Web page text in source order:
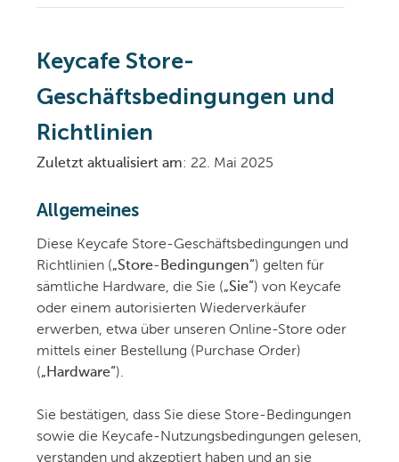
Keycafe Store-
Geschäftsbedingungen und
Richtlinien
Zuletzt aktualisiert am: 22. Mai 2025
Allgemeines
Diese Keycafe Store-Geschäftsbedingungen und
Richtlinien („Store-Bedingungen“) gelten für
sämtliche Hardware, die Sie („Sie“) von Keycafe
oder einem autorisierten Wiederverkäufer
erwerben, etwa über unseren Online-Store oder
mittels einer Bestellung (Purchase Order)
(„Hardware“).
Sie bestätigen, dass Sie diese Store-Bedingungen
sowie die Keycafe-Nutzungsbedingungen gelesen,
verstanden und akzeptiert haben und an sie